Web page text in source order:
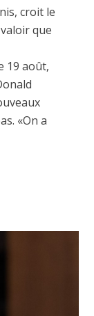
croit le
que
19 août,
«On a